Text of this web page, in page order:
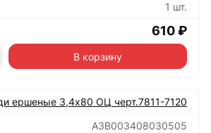
1 шт.
610 ₽
В корзину
ершеные 3,4х80 ОЦ черт.7811-7120
А3В003408030505